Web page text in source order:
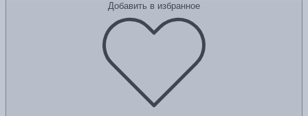
Добавить в избранное